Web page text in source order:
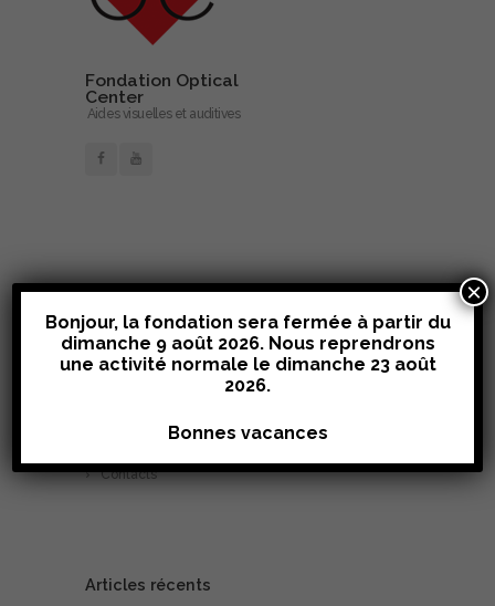
Fondation Optical
Center
Aides visuelles et auditives
En savoir plus…
Accueil
La Fondation
Galerie d’images
Contacts
Articles récents
Bonjour, la fondation sera fermée à partir du
dimanche 9 août 2026. Nous reprendrons
une activité normale le dimanche 23 août
2026.
Bonnes vacances
×